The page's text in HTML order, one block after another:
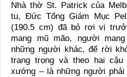
Nhà thờ St. Patrick của
tu, Đức Tổng Giám Mục
(190.5 cm) đã bỏ rơi vị
mang mũ mão, người
những người khác, để rời
trang trọng và theo hai
xướng – là những người phải